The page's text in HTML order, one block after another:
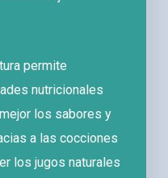
permite
nutricionales
los sabores y
a las cocciones
los jugos naturales